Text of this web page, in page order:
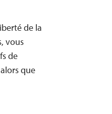
de la
vous
de
que